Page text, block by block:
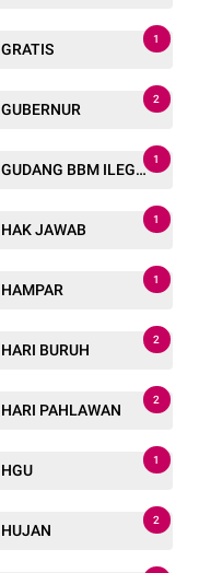
GRATIS
1
GUBERNUR
2
GUDANG BBM ILEGAL
1
HAK JAWAB
1
HAMPAR
1
HARI BURUH
2
HARI PAHLAWAN
2
HGU
1
HUJAN
2